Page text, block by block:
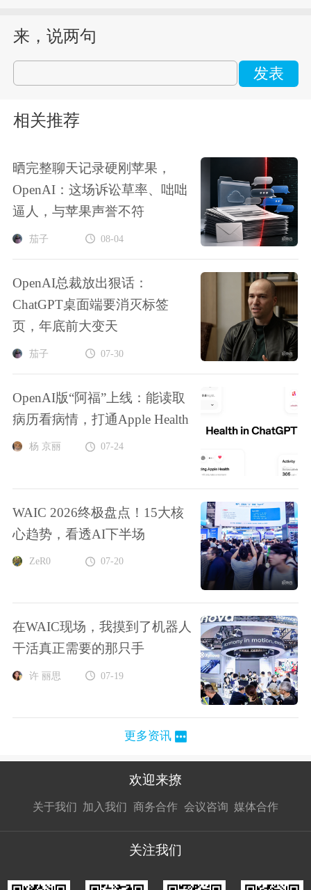
来，说两句
发表
相关推荐
晒完整聊天记录硬刚苹果，
OpenAI：这场诉讼草率、咄咄
逼人，与苹果声誉不符
茄子 08-04
OpenAI总裁放出狠话：
ChatGPT桌面端要消灭标签
页，年底前大变天
茄子 07-30
OpenAI版“阿福”上线：能读取
病历看病情，打通Apple Health
杨 京丽 07-24
WAIC 2026终极盘点！15大核
心趋势，看透AI下半场
ZeR0 07-20
在WAIC现场，我摸到了机器人
干活真正需要的那只手
许 丽思 07-19
更多资讯
欢迎来撩
关于我们 加入我们
接扔简历
商务合作
接开聊
会议咨询 媒体合作
接开聊
关注我们